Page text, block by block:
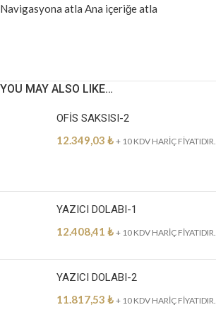
Navigasyona atla Ana içeriğe atla
YOU MAY ALSO LIKE…
OFİS SAKSISI-2
12.349,03 ₺ + 10 KDV HARİÇ FİYATIDIR.
YAZICI DOLABI-1
12.408,41 ₺ + 10 KDV HARİÇ FİYATIDIR.
YAZICI DOLABI-2
11.817,53 ₺ + 10 KDV HARİÇ FİYATIDIR.